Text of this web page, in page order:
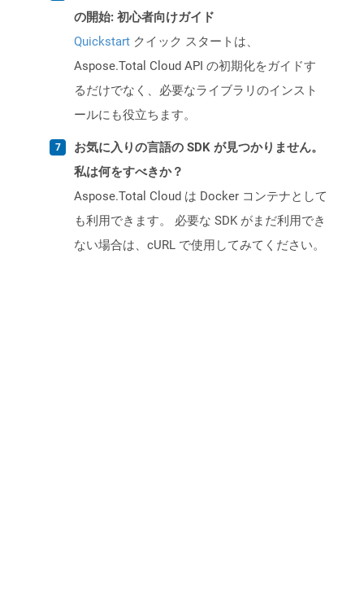
の開始: 初心者向けガイド
Quickstart クイック スタートは、
Aspose.Total Cloud API の初期化をガイドす
るだけでなく、必要なライブラリのインスト
ールにも役立ちます。
お気に入りの言語の SDK が見つかりません。
私は何をすべきか？
Aspose.Total Cloud は Docker コンテナとして
も利用できます。 必要な SDK がまだ利用でき
ない場合は、cURL で使用してみてください。